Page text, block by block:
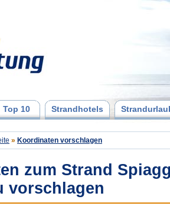
Top 10 Strandhotels
» Koordinaten vorschlagen
zum Strand
vorschlagen